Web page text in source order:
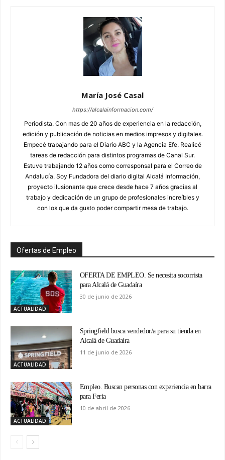
María José Casal
https://alcalainformacion.com/
Periodista. Con mas de 20 años de experiencia en la redacción,
edición y publicación de noticias en medios impresos y digitales.
Empecé trabajando para el Diario ABC y la Agencia Efe. Realicé
tareas de redacción para distintos programas de Canal Sur.
Estuve trabajando 12 años como corresponsal para el Correo de
Andalucía. Soy Fundadora del diario digital Alcalá Información,
proyecto ilusionante que crece desde hace 7 años gracias al
trabajo y dedicación de un grupo de profesionales increíbles y
con los que da gusto poder compartir mesa de trabajo.
Ofertas de Empleo
ACTUALIDAD
OFERTA DE EMPLEO. Se necesita socorrista
para Alcalá de Guadaíra
30 de junio de 2026
ACTUALIDAD
Springfield busca vendedor/a para su tienda en
Alcalá de Guadaíra
11 de junio de 2026
ACTUALIDAD
Empleo. Buscan personas con experiencia en barra
para Feria
10 de abril de 2026